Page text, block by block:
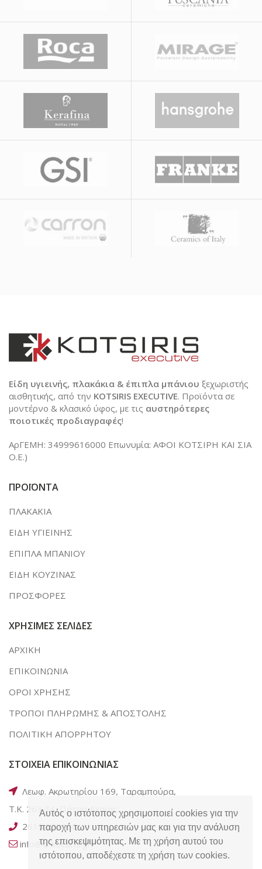
Αυτός ο ιστότοπος χρησιμοποιεί cookies για την
παροχή των υπηρεσιών μας και για την ανάλυση
της επισκεψιμότητας. Με τη χρήση αυτού του
ιστότοπου, αποδέχεστε τη χρήση των cookies.
Είδη υγιεινής, πλακάκια & έπιπλα μπάνιου ξεχωριστής
αισθητικής, από την KOTSIRIS EXECUTIVE. Προϊόντα σε
μοντέρνο & κλασικό ύφος, με τις αυστηρότερες
ποιοτικές προδιαγραφές!
ΑρΓΕΜΗ: 34999616000 Επωνυμία: ΑΦΟΙ ΚΟΤΣΙΡΗ ΚΑΙ ΣΙΑ
Ο.Ε.)
ΠΡΟΪΟΝΤΑ
ΠΛΑΚΑΚΙΑ
ΕΙΔΗ ΥΓΙΕΙΝΗΣ
ΕΠΙΠΛΑ ΜΠΑΝΙΟΥ
ΕΙΔΗ ΚΟΥΖΙΝΑΣ
ΠΡΟΣΦΟΡΕΣ
ΧΡΗΣΙΜΕΣ ΣΕΛΙΔΕΣ
ΑΡΧΙΚΗ
ΕΠΙΚΟΙΝΩΝΙΑ
ΟΡΟΙ ΧΡΗΣΗΣ
ΤΡΟΠΟΙ ΠΛΗΡΩΜΗΣ & ΑΠΟΣΤΟΛΗΣ
ΠΟΛΙΤΙΚΗ ΑΠΟΡΡΗΤΟΥ
ΣΤΟΙΧΕΙΑ ΕΠΙΚΟΙΝΩΝΙΑΣ
Λεωφ. Ακρωτηρίου 169, Ταραμπούρα,
Τ.Κ. 263 34, Πάτρα Αχαΐας
2610 320050
info@e-kotsiris.gr